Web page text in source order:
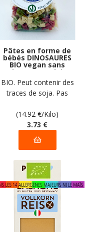
Pâtes en forme de
bébés DINOSAURES
BIO vegan sans
gluten, sans lait,
sans oeufs, sans
coque, sans arachide
Pasta Natura : 250g
BIO. Peut contenir des
traces de soja. Pas
déclarées par le
fabricant
(14.92 €/Kilo)
3.73 €